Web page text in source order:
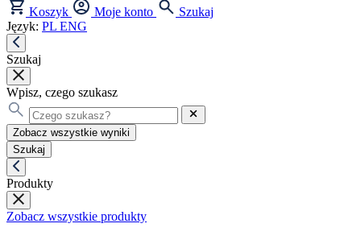
Koszyk Moje konto
Szukaj
Język: PL ENG
Szukaj
Wpisz, czego szukasz
Zobacz wszystkie wyniki
Szukaj
Produkty
Zobacz wszystkie produkty